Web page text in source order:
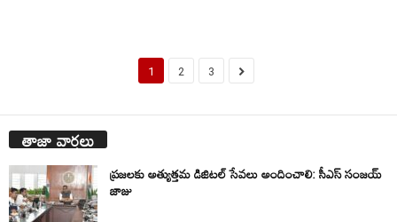
1 2 3
తాజా వార్తలు
ప్రజలకు అత్యుత్తమ డిజిటల్ సేవలు అందించాలి: సీఎస్ సంజయ్
జాజు